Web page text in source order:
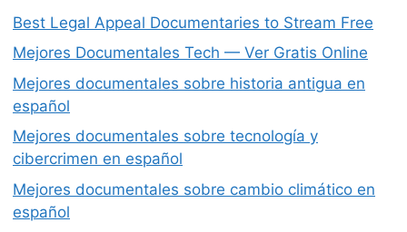
Best Legal Appeal Documentaries to Stream Free
Mejores Documentales Tech — Ver Gratis Online
Mejores documentales sobre historia antigua en
español
Mejores documentales sobre tecnología y
cibercrimen en español
Mejores documentales sobre cambio climático en
español